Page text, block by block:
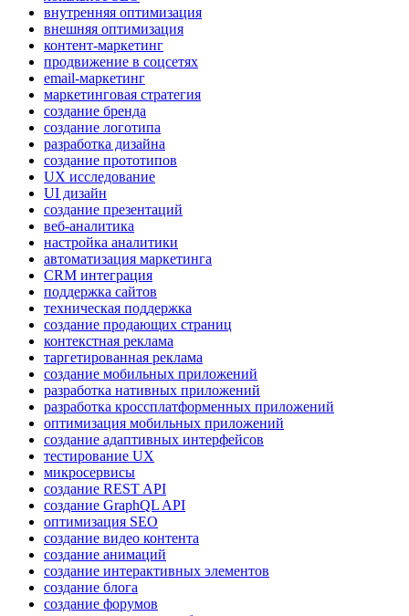
внутренняя оптимизация
внешняя оптимизация
контент-маркетинг
продвижение в соцсетях
email-маркетинг
маркетинговая стратегия
создание бренда
создание логотипа
разработка дизайна
создание прототипов
UX исследование
UI дизайн
создание презентаций
веб-аналитика
настройка аналитики
автоматизация маркетинга
CRM интеграция
поддержка сайтов
техническая поддержка
создание продающих страниц
контекстная реклама
таргетированная реклама
создание мобильных приложений
разработка нативных приложений
разработка кроссплатформенных приложений
оптимизация мобильных приложений
создание адаптивных интерфейсов
тестирование UX
микросервисы
создание REST API
создание GraphQL API
оптимизация SEO
создание видео контента
создание анимаций
создание интерактивных элементов
создание блога
создание форумов